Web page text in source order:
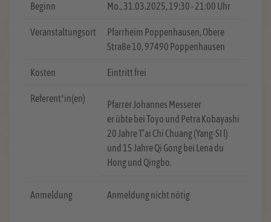
Beginn Mo., 31.03.2025, 19:30 - 21:00 Uhr
Veranstaltungsort
Pfarrheim Poppenhausen, Obere
Straße 10, 97490 Poppenhausen
Kosten Eintritt frei
Referent*in(en)
Pfarrer Johannes Messerer
er übte bei Toyo und Petra Kobayashi
20 Jahre T’ai Chi Chuang (Yang-SI l)
und 15 Jahre Qi Gong bei Lena du
Hong und Qingbo.
Anmeldung Anmeldung nicht nötig